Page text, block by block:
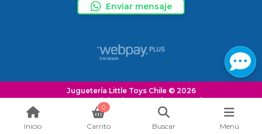
Enviar mensaje
Juguetería Little Toys Chile © 2026
¿Te gusta mi tienda? Yo vendo conBsale
Inicio
0
Carrito Buscar Menú